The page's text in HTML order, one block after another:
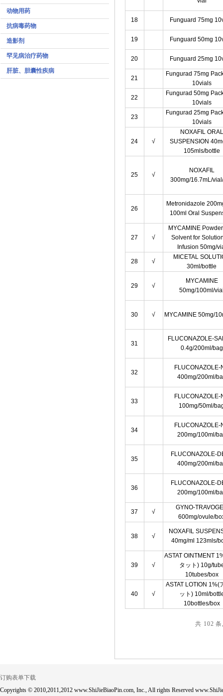
动物用药
抗病毒药物
造影剂
罕见病治疗药物
肝脏、胆囊性疾病
18 Funguard 75mg
19 Funguard 50mg
20 Funguard 25mg
21
Fungurad 75mg
10vials
22
Fungurad 50mg
10vials
23
Fungurad 25mg
10vials
24 √
NOXAFIL ORAL
SUSPENSION
105mls/bottle
25 √
NOXAFIL
300mg/16.7mL/
26
Metronidazole
100ml Oral
27 √
MYCAMINE
Solvent for
Infusion 50mg/
28 √
MICETAL
30ml/bottle
29 √
MYCAMINE
50mg/100ml/
30 √ MYCAMINE 50mg/
31
FLUCONAZOLE-
0.4g/200ml/bag
32
FLUCONAZOLE-
400mg/200ml/
33
FLUCONAZOLE-
100mg/50ml/
34
FLUCONAZOLE-
200mg/100ml/
35
FLUCONAZOLE-
400mg/200ml/
36
FLUCONAZOLE-
200mg/100ml/
37 √
GYNO-
600mg/ovule/
38 √
NOXAFIL
40mg/ml 123mls/
39 √
ASTAT OINTMENT
タット) 10g/
10tubes/box
40 √
ASTAT LOTION 1%(
ット) 10ml/
10bottles/box
共 102
订购表单下载
Copyrights © 2010,2011,2012 www.ShiJieBiaoPin.com, Inc., All rights Reserved